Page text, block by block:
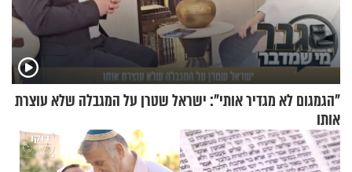
"הגמגום לא מגדיר אותי": ישראל שטרן על המגבלה שלא עוצרת
אותו